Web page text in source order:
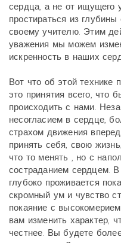
сердца, а не от
простираться из
своему учителю. Этим
уважения мы можем
искренность в наших
Вот что об этойтехнике
это принятия всего, что
происходить с нами.
несогласием в сердце,
страхом движения
принять себя, свою
что то менять , но с
состраданием сердцем. В
глубоко проживается
скромный ум и чувство
покаяние с
вам изменить характер,
честнее. Вы будете